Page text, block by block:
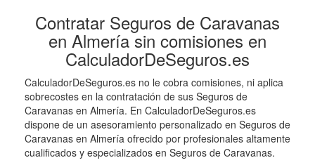
Contratar Seguros de Caravanas
en Almería sin comisiones en
CalculadorDeSeguros.es
CalculadorDeSeguros.es no le cobra comisiones, ni aplica
sobrecostes en la contratación de sus Seguros de
Caravanas en Almería. En CalculadorDeSeguros.es
dispone de un asesoramiento personalizado en Seguros de
Caravanas en Almería ofrecido por profesionales altamente
cualificados y especializados en Seguros de Caravanas.